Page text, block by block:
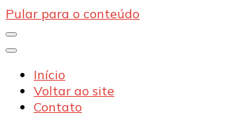
Pular para o conteúdo
Início
Voltar ao site
Contato